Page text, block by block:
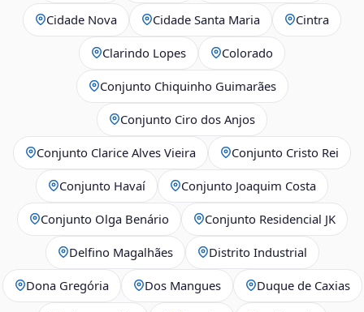
Cidade Nova Cidade Santa Maria Cintra
Clarindo Lopes Colorado
Conjunto Chiquinho Guimarães
Conjunto Ciro dos Anjos
Conjunto Clarice Alves Vieira Conjunto Cristo Rei
Conjunto Havaí Conjunto Joaquim Costa
Conjunto Olga Benário Conjunto Residencial JK
Delfino Magalhães Distrito Industrial
Dona Gregória Dos Mangues Duque de Caxias